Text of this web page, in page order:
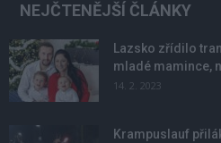
NEJČTENĚJŠÍ ČLÁNKY
Lazsko zřídilo
mladé mamince,
14. 2. 2023
Krampuslauf